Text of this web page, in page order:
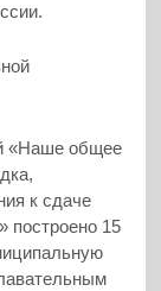
«Наше общее
к сдаче
построено 15